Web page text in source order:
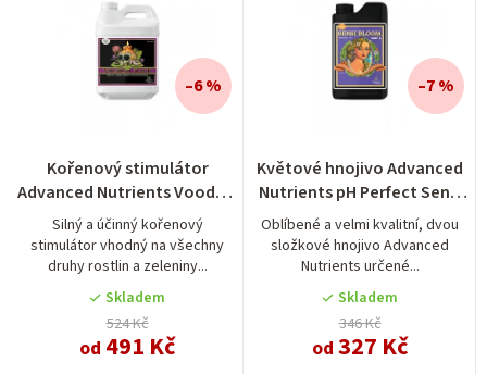
Kořenový stimulátor
Advanced Nutrients Voodoo
Juice
Silný a účinný kořenový
stimulátor vhodný na všechny
druhy rostlin a zeleniny...
Skladem
524 Kč
od 491 Kč
–6 %
Květové hnojivo Advanced
Nutrients pH Perfect Sensi
Bloom A
Oblíbené a velmi kvalitní, dvou
složkové hnojivo Advanced
Nutrients určené...
hodnocení
produktu
je
5,0
z
5
hvězdiček.
Skladem
346 Kč
od 327 Kč
–7 %